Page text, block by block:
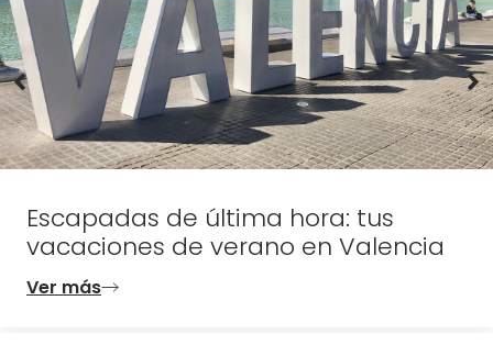
Escapadas de última hora: tus
vacaciones de verano en Valencia
Ver más